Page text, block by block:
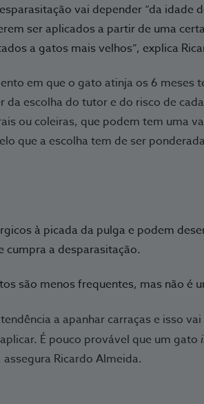
vai depender “da
ser aplicados a partir de uma
a gatos mais velhos”, explica
em que o gato atinja os 6 meses
da escolha do tutor e do risco de
ou coleiras, que podem tem uma
que a escolha tem de ser
à picada da pulga e podem
cumpra a desparasitação.
são menos frequentes, mas não é
a apanhar carraças e isso
É pouco provável que um gato
Ricardo Almeida.